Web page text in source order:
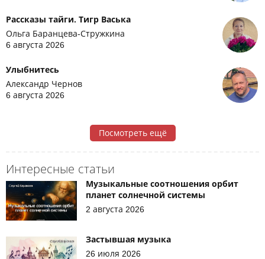
Рассказы тайги. Тигр Васька
Ольга Баранцева-Стружкина
6 августа 2026
Улыбнитесь
Александр Чернов
6 августа 2026
Посмотреть ещё
Интересные статьи
Музыкальные соотношения орбит
планет солнечной системы
2 августа 2026
Застывшая музыка
26 июля 2026